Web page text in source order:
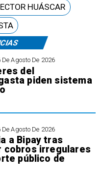
De Agosto De 2026
del
piden sistema
De Agosto De 2026
a Bipay tras
cobros irregulares
público de
HUÁSCAR